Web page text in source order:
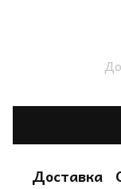
Доставка